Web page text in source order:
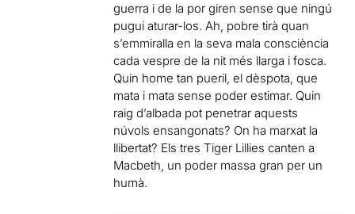
guerra i de la por giren sense que ningú
pugui aturar-los. Ah, pobre tirà quan
s’emmiralla en la seva mala consciència
cada vespre de la nit més llarga i fosca.
Quin home tan pueril, el dèspota, que
mata i mata sense poder estimar. Quin
raig d’albada pot penetrar aquests
núvols ensangonats? On ha marxat la
llibertat? Els tres Tiger Lillies canten a
Macbeth, un poder massa gran per un
humà.